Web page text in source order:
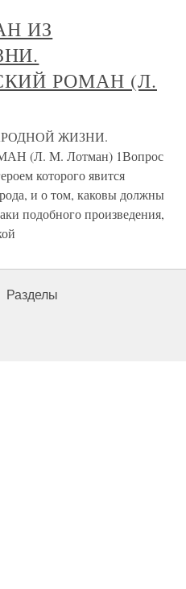
ИЗ
РОМАН (Л.
ЖИЗНИ.
(Л. М. Лотман) 1Вопрос
которого явится
и о том, каковы должны
подобного произведения,
Разделы